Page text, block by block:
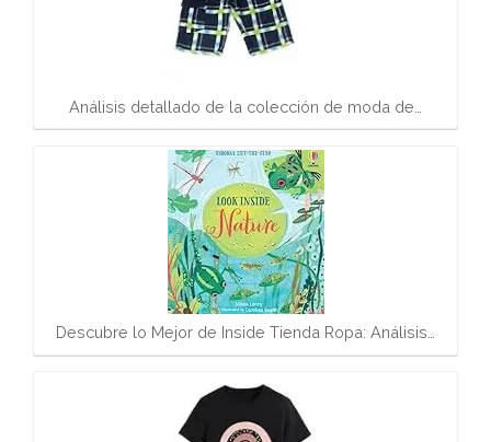
Análisis detallado de la colección de moda de…
Descubre lo Mejor de Inside Tienda Ropa: Análisis…